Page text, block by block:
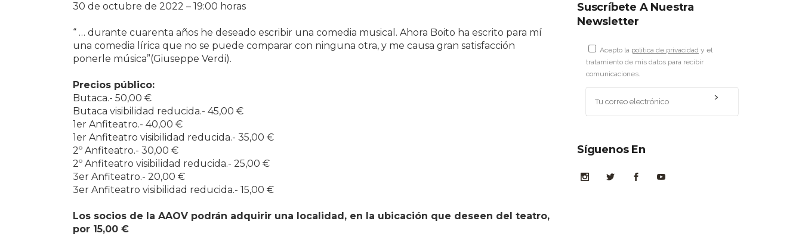
30 de octubre de 2022 – 19:00 horas
“ … durante cuarenta años he deseado escribir una comedia musical. Ahora Boito ha escrito para mí
una comedia lírica que no se puede comparar con ninguna otra, y me causa gran satisfacción
ponerle música”(Giuseppe Verdi).
Precios público:
Butaca.- 50,00 €
Butaca visibilidad reducida.- 45,00 €
1er Anfiteatro.- 40,00 €
1er Anfiteatro visibilidad reducida.- 35,00 €
2º Anfiteatro.- 30,00 €
2º Anfiteatro visibilidad reducida.- 25,00 €
3er Anfiteatro.- 20,00 €
3er Anfiteatro visibilidad reducida.- 15,00 €
Los socios de la AAOV podrán adquirir una localidad, en la ubicación que deseen del teatro,
por 15,00 €
Suscríbete A Nuestra
Newsletter
Acepto la política de privacidad y el
tratamiento de mis datos para recibir
comunicaciones.
Síguenos En